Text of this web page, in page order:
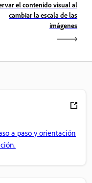
el contenido visual al
cambiar la escala de las
imágenes
a paso y orientación